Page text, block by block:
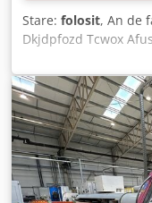
Stare: folosit, An de
Dkjdpfozd Tcwox
Lungimea de
Puterea axului 1: 22
Diametrul maxim al
axului 1: 150 Nm
5000 rpm Cuplul
axului 2: W2 = 690
2,3 m Greutatea
prindere conică